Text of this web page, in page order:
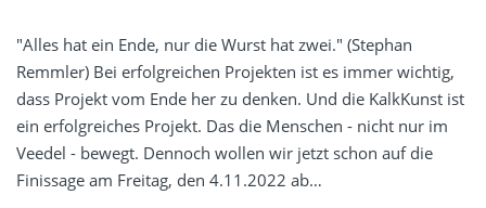
"Alles hat ein Ende, nur die Wurst hat zwei." (Stephan
Remmler) Bei erfolgreichen Projekten ist es immer wichtig,
dass Projekt vom Ende her zu denken. Und die KalkKunst ist
ein erfolgreiches Projekt. Das die Menschen - nicht nur im
Veedel - bewegt. Dennoch wollen wir jetzt schon auf die
Finissage am Freitag, den 4.11.2022 ab…